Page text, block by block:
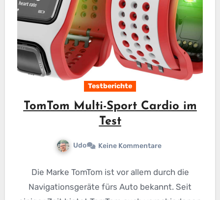
Testberichte
TomTom Multi-Sport Cardio im
Test
Udo Keine Kommentare
Die Marke TomTom ist vor allem durch die
Navigationsgeräte fürs Auto bekannt. Seit